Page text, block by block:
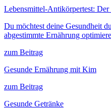
Lebensmittel-Antikörpertest: Der
Du möchtest deine Gesundheit
abgestimmte Ernährung
zum Beitrag
Gesunde Ernährung mit Kim
zum Beitrag
Gesunde Getränke